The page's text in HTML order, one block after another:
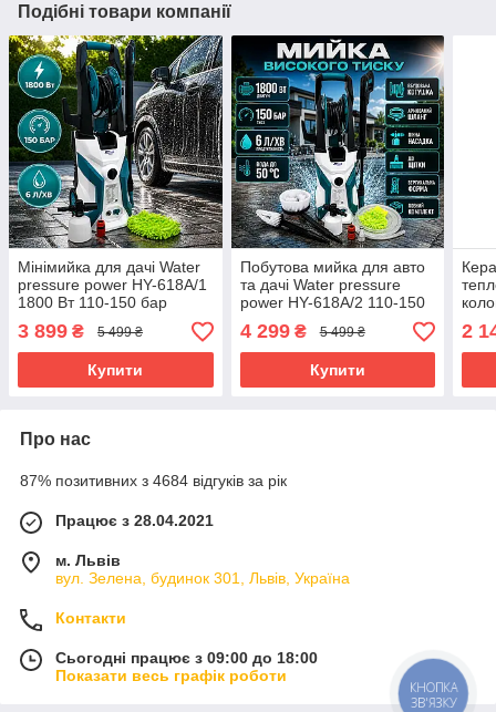
Подібні товари компанії
Мінімийка для дачі Water
pressure power HY-618A/1
1800 Вт 110-150 бар
автомобільна мінімийка
високого тиску
3 899 ₴ 5 499 ₴
Купити
Побутова мийка для авто
та дачі Water pressure
power HY-618A/2 110-150
бар 1800 Вт мийка
високого тиску для
будинку електромийка
4 299₴ 5 499 ₴
Купити
Вт
з
2
Про нас
87% позитивних з 4684 відгуків за рік
Працює з 28.04.2021
м. Львів
вул. Зелена, будинок 301, Львів, Україна
Контакти
Сьогодні працює з 09:00 до 18:00
Показати весь графік роботи
КНОПКА
ЗВ'ЯЗКУ